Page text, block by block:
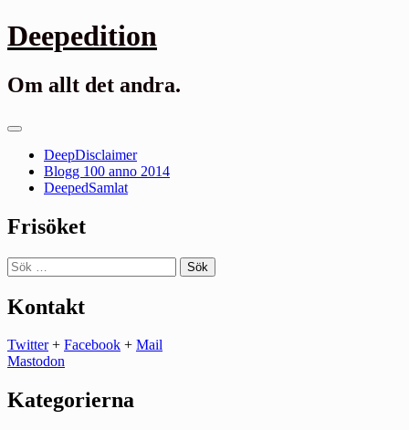
Gå
till
Deepedition
Om allt det andra.
Primär
DeepDisclaimer
Blogg 100 anno 2014
DeepedSamlat
Frisöket
Sök
efter:
Kontakt
Twitter+ Facebook + Mail
Mastodon
Kategorierna